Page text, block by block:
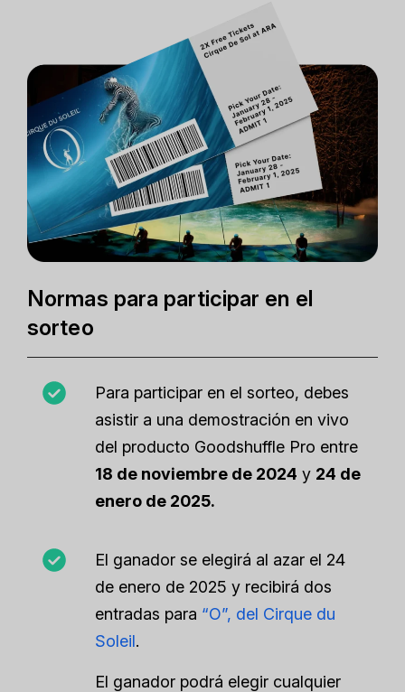
Normas para participar en el
sorteo
Para participar en el sorteo, debes
asistir a una demostración en vivo
del producto Goodshuffle Pro entre
18 de noviembre de 2024 y 24 de
enero de 2025.
El ganador se elegirá al azar el 24
de enero de 2025 y recibirá dos
entradas para “O”, del Cirque du
Soleil.
El ganador podrá elegir cualquier